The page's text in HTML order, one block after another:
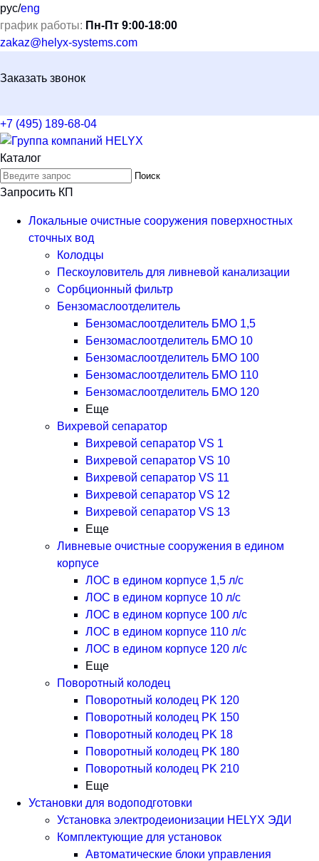
рус/eng
график работы: Пн-Пт 9:00-18:00
zakaz@helyx-systems.com
Заказать звонок
+7 (495) 189-68-04
Каталог
Поиск
Запросить КП
Локальные очистные сооружения поверхностных
сточных вод
Колодцы
Пескоуловитель для ливневой канализации
Сорбционный фильтр
Бензомаслоотделитель
Бензомаслоотделитель БМО 1,5
Бензомаслоотделитель БМО 10
Бензомаслоотделитель БМО 100
Бензомаслоотделитель БМО 110
Бензомаслоотделитель БМО 120
Еще
Вихревой сепаратор
Вихревой сепаратор VS 1
Вихревой сепаратор VS 10
Вихревой сепаратор VS 11
Вихревой сепаратор VS 12
Вихревой сепаратор VS 13
Еще
Ливневые очистные сооружения в едином
корпусе
ЛОС в едином корпусе 1,5 л/с
ЛОС в едином корпусе 10 л/с
ЛОС в едином корпусе 100 л/с
ЛОС в едином корпусе 110 л/с
ЛОС в едином корпусе 120 л/с
Еще
Поворотный колодец
Поворотный колодец PK 120
Поворотный колодец PK 150
Поворотный колодец PK 18
Поворотный колодец PK 180
Поворотный колодец PK 210
Еще
Установки для водоподготовки
Установка электродеионизации HELYX ЭДИ
Комплектующие для установок
Автоматические блоки управления